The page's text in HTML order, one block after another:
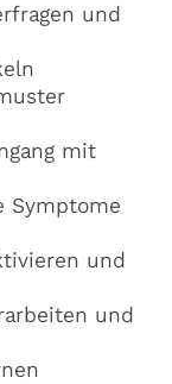
und
mit
Symptome
und
und